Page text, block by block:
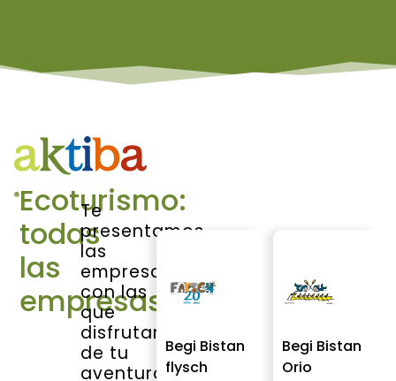
Ecoturismo:
todas
las
empresas
Te
presentamos
las
empresas
con las
que
disfrutar
de tu
aventura
Begi Bistan
flysch
Begi Bistan
Orio